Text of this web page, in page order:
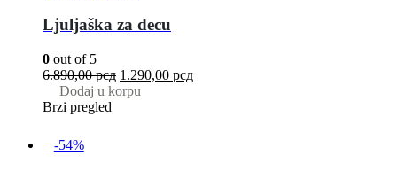
Ljuljaška za decu
0 out of 5
6.890,00рсд 1.290,00 рсд
Dodaj u korpu
Brzi pregled
-54%